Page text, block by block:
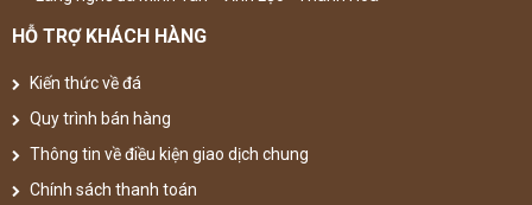
HỖ TRỢ KHÁCH HÀNG
Kiến thức về đá
Quy trình bán hàng
Thông tin về điều kiện giao dịch chung
Chính sách thanh toán